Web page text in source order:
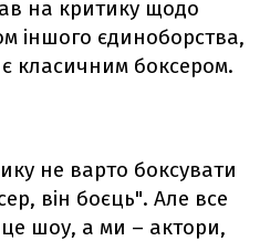
на критику щодо
іншого єдиноборства,
класичним боксером.
не варто боксувати
він боєць". Але все
це шоу, а ми – актори,